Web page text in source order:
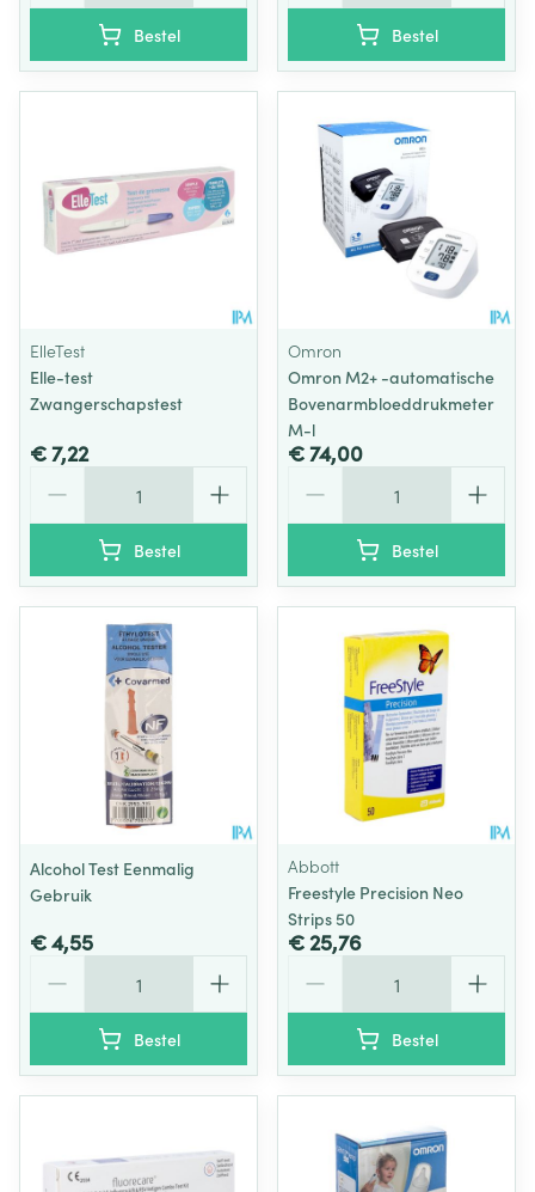
Bestel Bestel
ElleTest
Elle-test
Zwangerschapstest
€ 7,22
Bestel
Omron
Omron M2+ -automatische
Bovenarmbloeddrukmeter
M-l
€ 74,00
Bestel
Alcohol Test Eenmalig
Gebruik
€ 4,55
Bestel
Abbott
Freestyle Precision Neo
Strips 50
€ 25,76
Bestel